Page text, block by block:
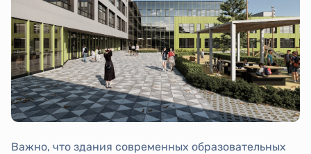
Важно, что здания современных образовательных